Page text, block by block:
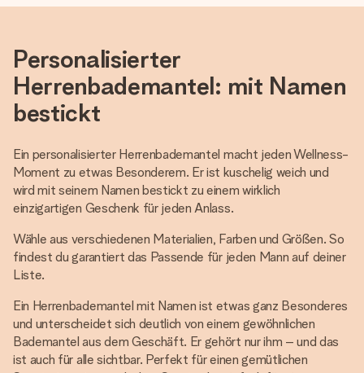
Personalisierter
Herrenbademantel: mit Namen
bestickt
Ein personalisierter Herrenbademantel macht jeden Wellness-
Moment zu etwas Besonderem. Er ist kuschelig weich und
wird mit seinem Namen bestickt zu einem wirklich
einzigartigen Geschenk für jeden Anlass.
Wähle aus verschiedenen Materialien, Farben und Größen. So
findest du garantiert das Passende für jeden Mann auf deiner
Liste.
Ein Herrenbademantel mit Namen ist etwas ganz Besonderes
und unterscheidet sich deutlich von einem gewöhnlichen
Bademantel aus dem Geschäft. Er gehört nur ihm – und das
ist auch für alle sichtbar. Perfekt für einen gemütlichen